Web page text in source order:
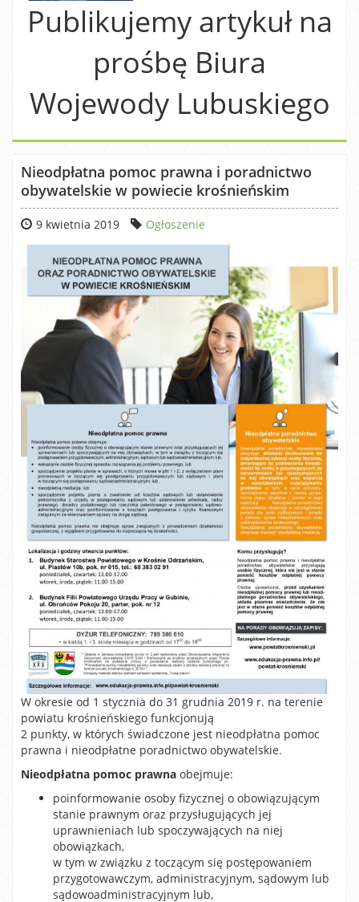
Publikujemy artykuł na
prośbę Biura
Wojewody Lubuskiego
Nieodpłatna pomoc prawna i poradnictwo
obywatelskie w powiecie krośnieńskim
9 kwietnia 2019 Ogłoszenie
W okresie od 1 stycznia do 31 grudnia 2019 r. na terenie
powiatu krośnieńskiego funkcjonują
2 punkty, w których świadczone jest nieodpłatna pomoc
prawna i nieodpłatne poradnictwo obywatelskie.
Nieodpłatna pomoc prawna obejmuje:
poinformowanie osoby fizycznej o obowiązującym
stanie prawnym oraz przysługujących jej
uprawnieniach lub spoczywających na niej
obowiązkach,
w tym w związku z toczącym się postępowaniem
przygotowawczym, administracyjnym, sądowym lub
sądowoadministracyjnym lub,